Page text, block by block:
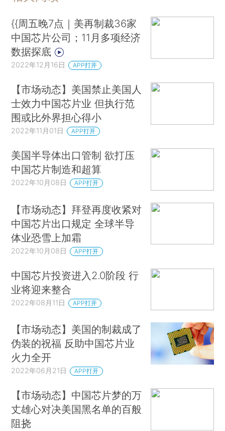
{{周五晚7点｜美再制裁36家
中国芯片公司；11月多项经济
数据探底
2022年12月16日 APP打开
【市场动态】美国禁止美国人
士效力中国芯片业 但执行范
围或比外界担心得小
2022年11月01日 APP打开
美国半导体出口管制 欲打压
中国芯片制造和超算
2022年10月08日 APP打开
【市场动态】拜登再度收紧对
中国芯片出口规定 全球半导
体业恐雪上加霜
2022年10月08日 APP打开
中国芯片投资进入2.0阶段 行
业将迎来整合
2022年08月11日 APP打开
【市场动态】美国的制裁成了
伪装的祝福 反助中国芯片业
火力全开
2022年06月21日 APP打开
【市场动态】中国芯片梦的万
丈雄心对决美国黑名单的百般
阻挠